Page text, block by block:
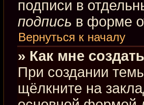
подписи в
подпись в форме
Вернуться к началу
» Как мне
При создании
щёлкните на